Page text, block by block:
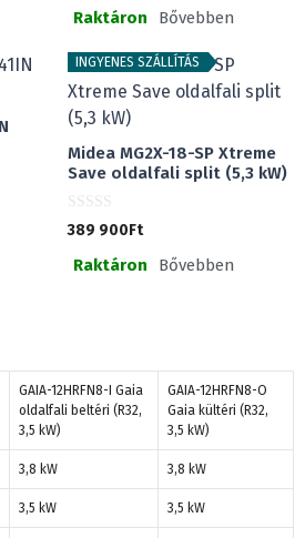
b
l
Raktáron Bővebben
INGYENES SZÁLLÍTÁS
Midea MG2X-18-SP Xtreme
Save oldalfali split (5,3 kW)
0
a
5
389 900Ft
Raktáron Bővebben
GAIA-12HRFN8-I Gaia
oldalfali beltéri (R32,
3,5 kW)
GAIA-12HRFN8-O
Gaia kültéri (R32,
3,5 kW)
3,8 kW 3,8 kW
3,5 kW 3,5 kW